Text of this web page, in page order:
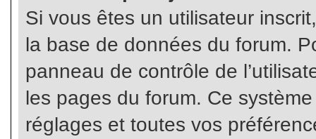
Si vous êtes un utilisateur
la base de données du forum.
panneau de contrôle de
les pages du forum. Ce
réglages et toutes vos